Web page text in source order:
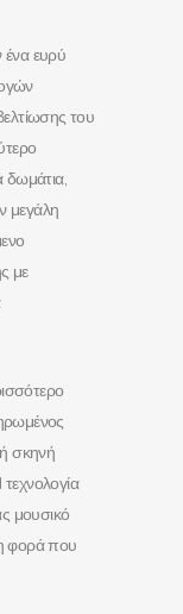
ευρύ
του
δωμάτια,
μεγάλη
με
σκηνή
τεχνολογία
μουσικό
φορά που